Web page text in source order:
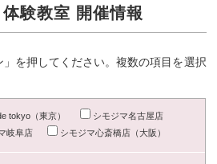
験教室 開催情報
を押してください。複数の項目を選択
tokyo（東京）
シモジマ名古屋店
岐阜店
シモジマ心斎橋店（大阪）